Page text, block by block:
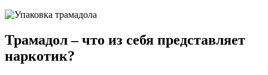
Трамадол – что из себя представляет
наркотик?